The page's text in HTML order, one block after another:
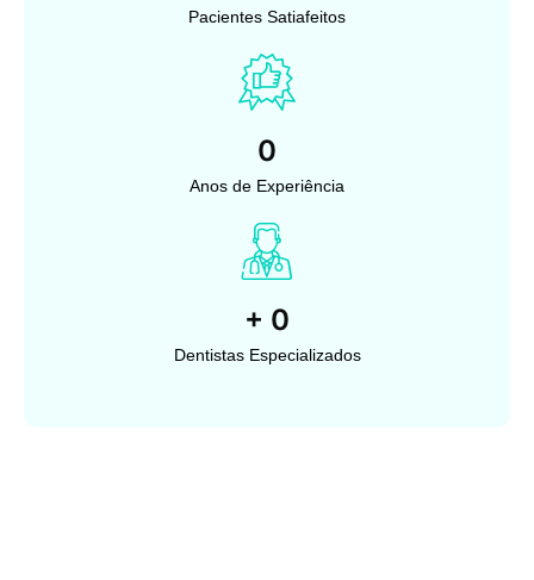
Pacientes Satiafeitos
0
Anos de Experiência
+ 0
Dentistas Especializados